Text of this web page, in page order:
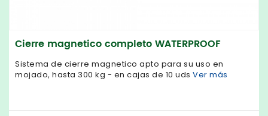
Cierre magnetico completo WATERPROOF
Sistema de cierre magnetico apto para su uso en
mojado, hasta 300 kg - en cajas de 10 uds Ver más